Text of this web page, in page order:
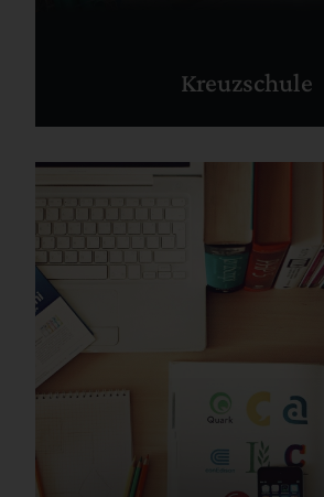
Kreuzschule